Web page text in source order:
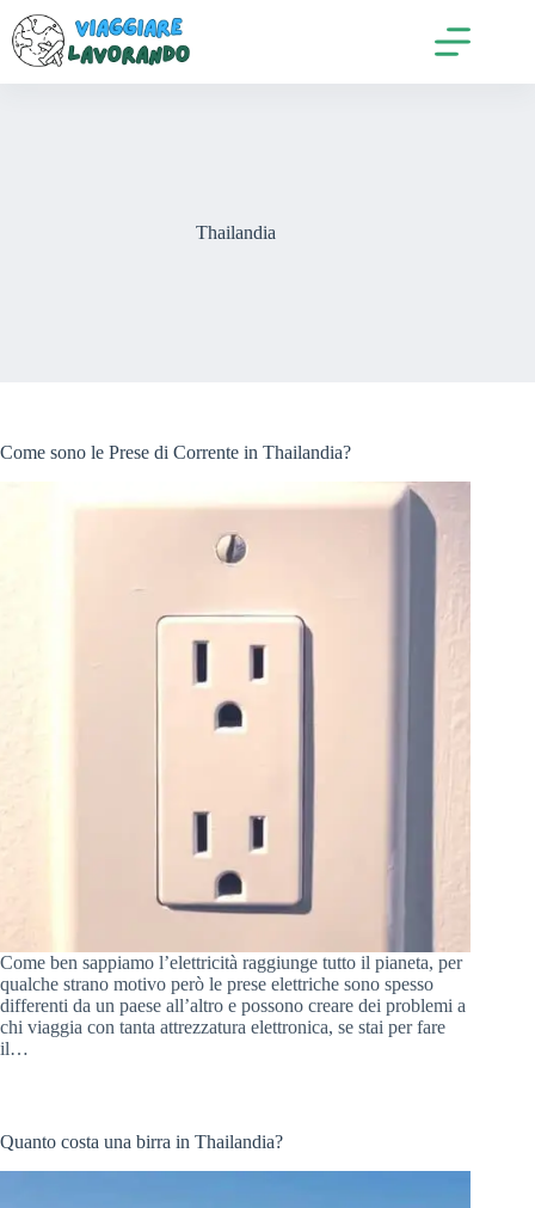
contenuto
Thailandia
Come sono le Prese di Corrente in Thailandia?
Come ben sappiamo l’elettricità raggiunge tutto il pianeta, per
qualche strano motivo però le prese elettriche sono spesso
differenti da un paese all’altro e possono creare dei problemi a
chi viaggia con tanta attrezzatura elettronica, se stai per fare
il…
Quanto costa una birra in Thailandia?